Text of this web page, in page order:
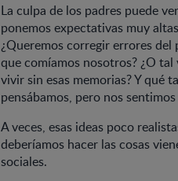
La culpa de los padres puede
ponemos expectativas muy
¿Queremos corregir errores
que comíamos nosotros? ¿O
vivir sin esas memorias? Y qué
pensábamos, pero nos
A veces, esas ideas poco
deberíamos hacer las cosas
sociales.